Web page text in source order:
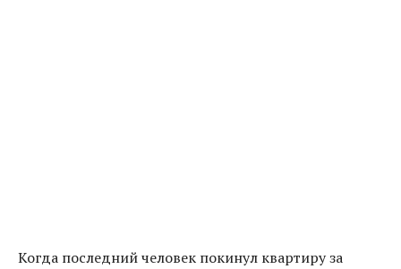
Когда последний человек покинул квартиру за